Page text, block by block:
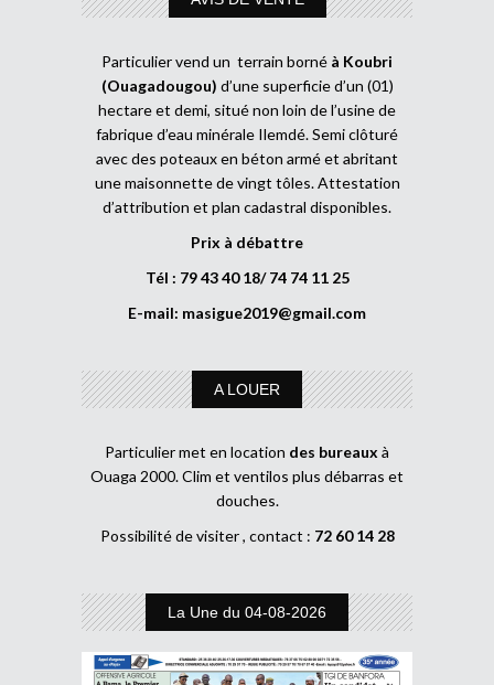
Particulier vend un terrain borné à Koubri
(Ouagadougou) d’une superficie d’un (01)
hectare et demi, situé non loin de l’usine de
fabrique d’eau minérale Ilemdé. Semi clôturé
avec des poteaux en béton armé et abritant
une maisonnette de vingt tôles. Attestation
d’attribution et plan cadastral disponibles.
Prix à débattre
Tél : 79 43 40 18/ 74 74 11 25
E-mail: masigue2019@gmail.com
A LOUER
Particulier met en location des bureaux à
Ouaga 2000. Clim et ventilos plus débarras et
douches.
Possibilité de visiter , contact : 72 60 14 28
La Une du 04-08-2026